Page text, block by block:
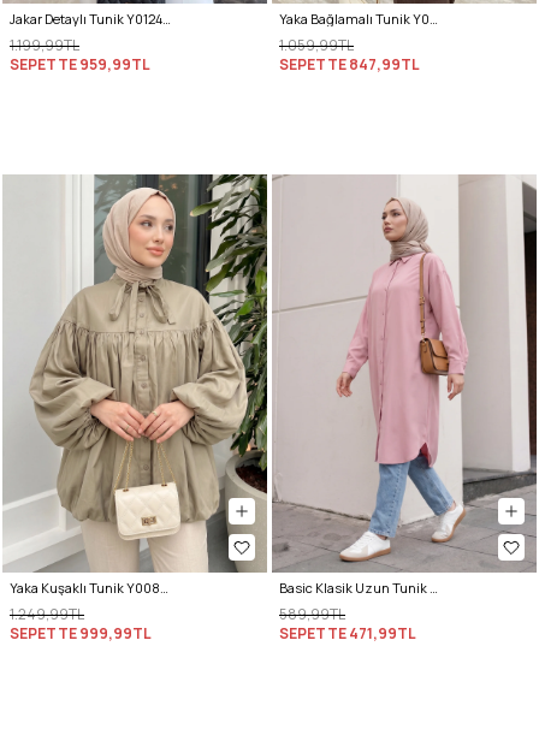
Jakar Detaylı Tunik Y0124 - LACİVERT
1.199,99TL
SEPETTE959,99TL
Yaka Bağlamalı Tunik Y0059 - TAŞ RENGİ
1.059,99TL
SEPETTE847,99TL
Yaka Kuşaklı Tunik Y0088 - HAKİ
1.249,99TL
SEPETTE999,99TL
Basic Klasik Uzun Tunik 4061 - PUDRA PEMBE
589,99TL
SEPETTE471,99TL